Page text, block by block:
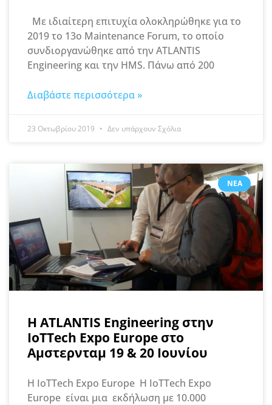
Με ιδιαίτερη επιτυχία ολοκληρώθηκε για το
2019 το 13o Maintenance Forum, το οποίο
συνδιοργανώθηκε από την ATLANTIS
Engineering και την HMS. Πάνω από 200
Διαβάστε περισσότερα »
23 Οκτωβρίου 2019 Δεν υπάρχουν Σχόλια
ΝΈΑ
H ATLANTIS Engineering στην
IoTTech Expo Europe στο
Αμστερνταμ 19 & 20 Ιουνίου
Η IoTTech Expo Europe Η IoTTech Expo
Europe είναι μια εκδήλωση με 10.000